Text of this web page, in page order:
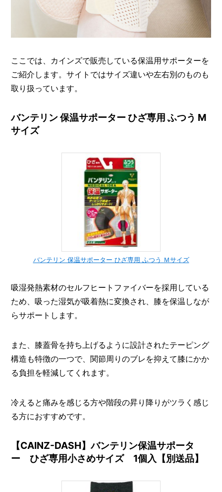
ここでは、カインズで販売している保温用サポーターを
ご紹介します。サイトではサイズ違いや左右別のものも
取り扱っています。
バンテリン 保温サポーター ひざ専用 ふつう M
サイズ
バンテリン 保温サポーター ひざ専用 ふつう Ｍサイズ
吸湿発熱素材のセルフヒートファイバーを採用している
ため、吸った湿気が吸着熱に変換され、膝を保温しなが
らサポートします。
また、膝蓋骨を持ち上げるように設計されたテーピング
構造も特徴の一つで、関節周りのブレを抑えて膝にかか
る負担を軽減してくれます。
冷えると痛みを感じる方や階段の昇り降りがツラく感じ
る方におすすめです。
【CAINZ-DASH】バンテリン保温サポータ
ー ひざ専用小さめサイズ 1個入【別送品】